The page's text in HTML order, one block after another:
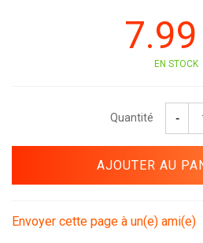
7.99
EN STOCK
Quantité
Envoyer cette page à un(e) ami(e)